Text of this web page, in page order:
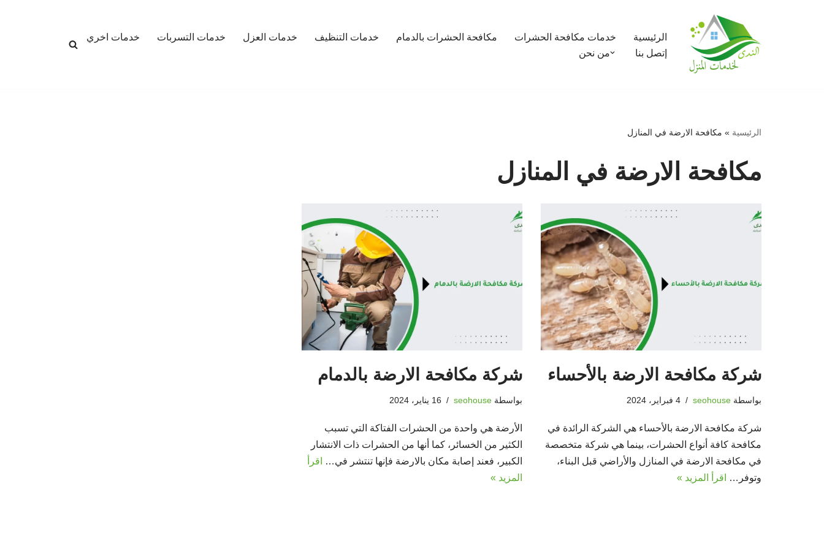
الرئيسية خدمات مكافحة الحشرات مكافحة الحشرات بالدمام خدمات التنظيف خدمات العزل خدمات التسربات
خدمات اخري
إتصل بنا
من نحن
الرئيسية » مكافحة الارضة في المنازل
مكافحة الارضة في المنازل
شركة مكافحة الارضة بالأحساء
بواسطة seohouse 4 فبراير، 2024
شركة مكافحة الارضة بالأحساء هي الشركة الرائدة في
مكافحة كافة أنواع الحشرات، بينما هي شركة متخصصة
في مكافحة الارضة في المنازل والأراضي قبل البناء،
وتوفر…
اقرأ المزيد »
شركة مكافحة الارضة بالدمام
بواسطة seohouse 16 يناير، 2024
الأرضة هي واحدة من الحشرات الفتاكة التي تسبب
الكثير من الخسائر، كما أنها من الحشرات ذات الانتشار
الكبير، فعند إصابة مكان بالارضة فإنها تنتشر في…
اقرأ
المزيد »